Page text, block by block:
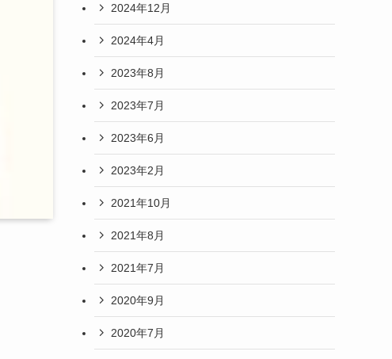
2024年12月
2024年4月
2023年8月
2023年7月
2023年6月
2023年2月
2021年10月
2021年8月
2021年7月
2020年9月
2020年7月